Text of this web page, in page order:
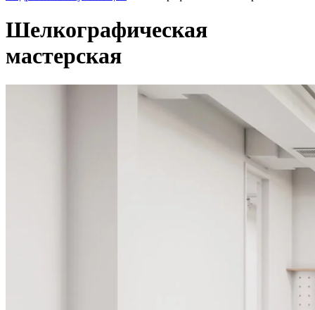
Шелкографическая
мастерская